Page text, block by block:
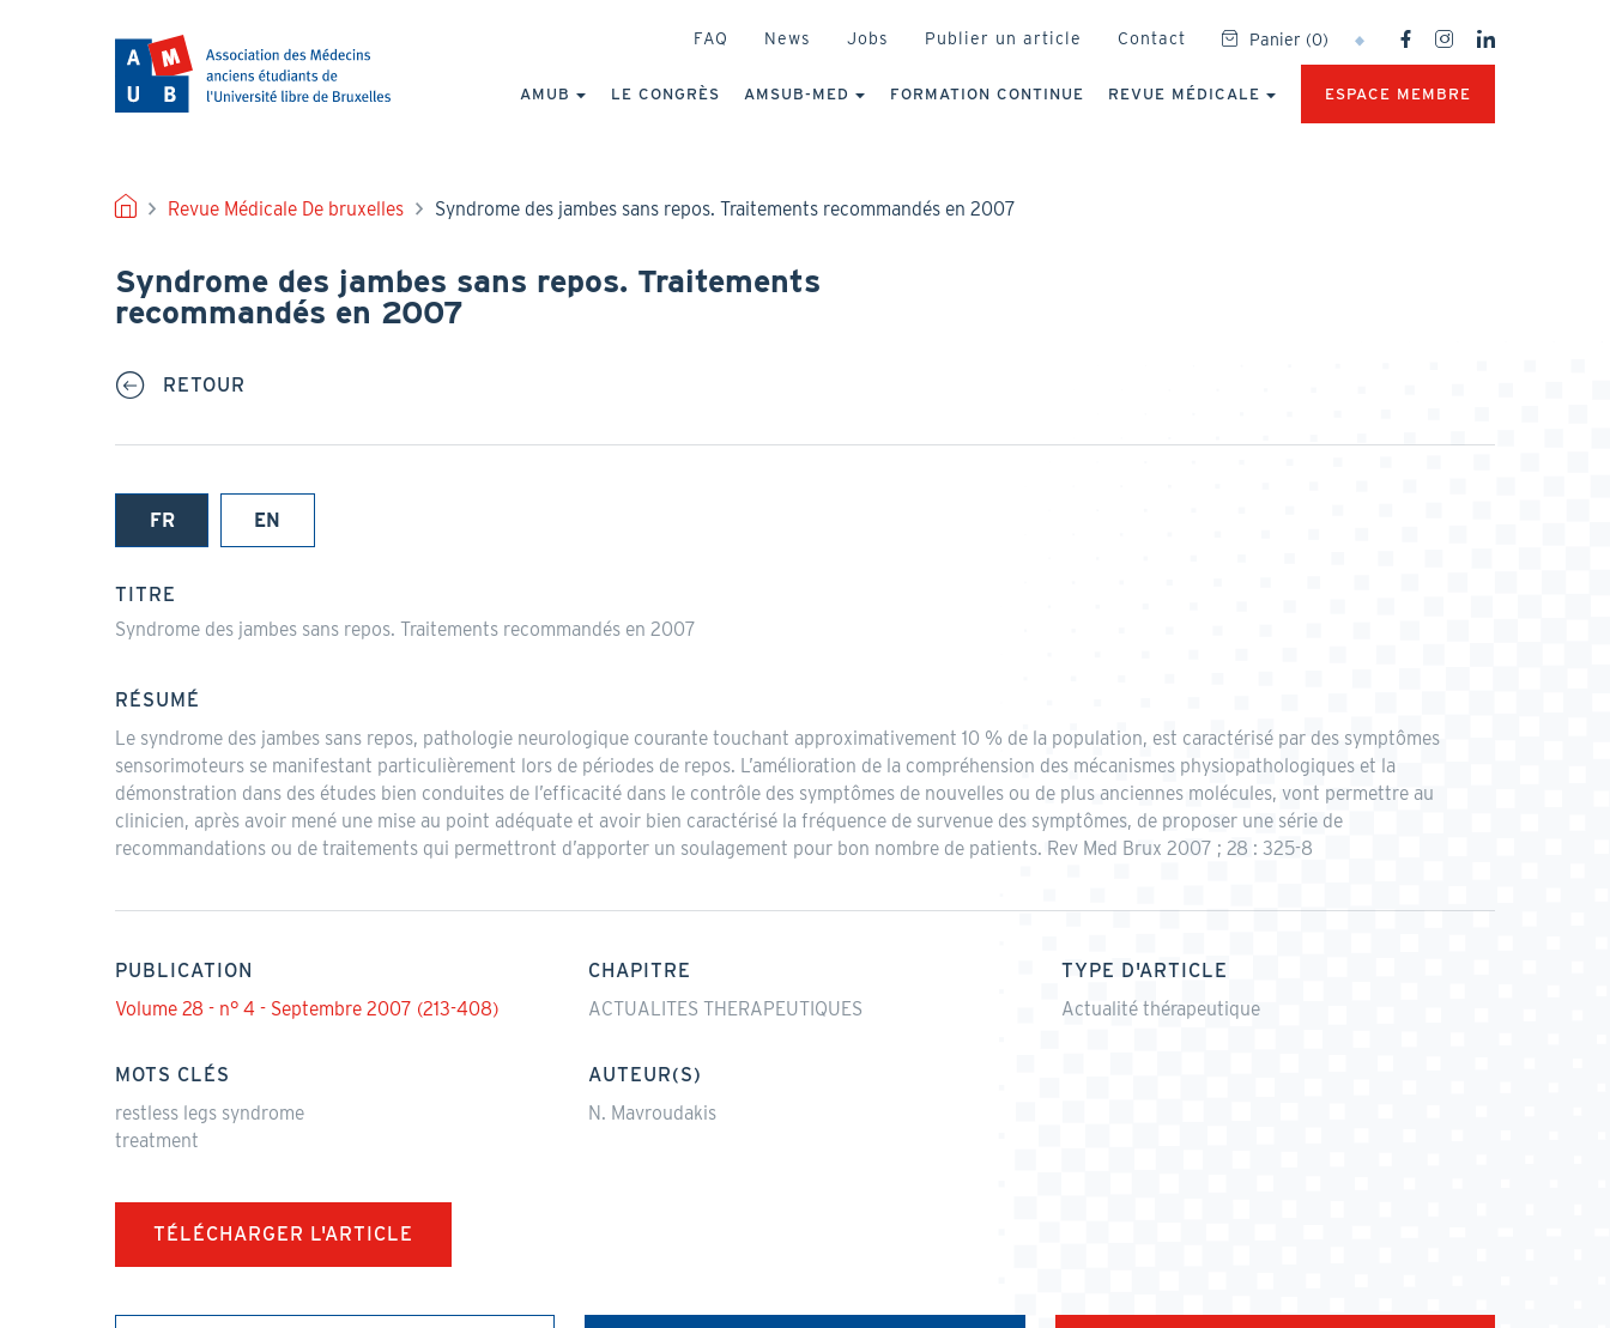
HEADER
FAQ News Jobs Publier un article Contact Panier (0)
SOCIAL
NETWORKS
PRINCIPALE
AMUB LE CONGRÈS AMSUB-MED FORMATION CONTINUE REVUE MÉDICALE ESPACE MEMBRE
FIL
D'ARIANE
Revue Médicale De bruxelles Syndrome des jambes sans repos. Traitements recommandés en 2007
Syndrome des jambes sans repos. Traitements
recommandés en 2007
RETOUR
FR
(onglet
EN
TITRE
Syndrome des jambes sans repos. Traitements recommandés en 2007
RÉSUMÉ
Le syndrome des jambes sans repos, pathologie neurologique courante touchant approximativement 10 % de la population, est caractérisé par des symptômes
sensorimoteurs se manifestant particulièrement lors de périodes de repos. L’amélioration de la compréhension des mécanismes physiopathologiques et la
démonstration dans des études bien conduites de l’efficacité dans le contrôle des symptômes de nouvelles ou de plus anciennes molécules, vont permettre au
clinicien, après avoir mené une mise au point adéquate et avoir bien caractérisé la fréquence de survenue des symptômes, de proposer une série de
recommandations ou de traitements qui permettront d’apporter un soulagement pour bon nombre de patients. Rev Med Brux 2007 ; 28 : 325-8
PUBLICATION
Volume 28 - n° 4 - Septembre 2007 (213-408)
CHAPITRE
ACTUALITES THERAPEUTIQUES
TYPE D'ARTICLE
Actualité thérapeutique
MOTS CLÉS
restless legs syndrome
treatment
AUTEUR(S)
N. Mavroudakis
TÉLÉCHARGER L'ARTICLE